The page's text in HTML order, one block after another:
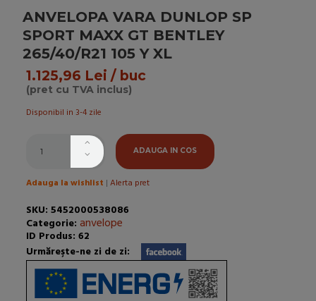
ANVELOPA VARA DUNLOP SP
SPORT MAXX GT BENTLEY
265/40/R21 105 Y XL
1.125,96 Lei / buc
(pret cu TVA inclus)
Disponibil in 3-4 zile
ADAUGA IN COS
Adauga la wishlist | Alerta pret
SKU: 5452000538086
Categorie: anvelope
ID Produs: 62
Urmăreşte-ne zi de zi: